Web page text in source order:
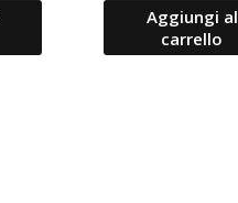
Aggiungi al
carrello